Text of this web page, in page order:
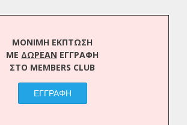
ΜΟΝΙΜΗ ΕΚΠΤΩΣΗ
ΜΕ ΔΩΡΕΑΝ ΕΓΓΡΑΦΗ
ΣΤΟ MEMBERS CLUB
ΕΓΓΡΑΦΗ